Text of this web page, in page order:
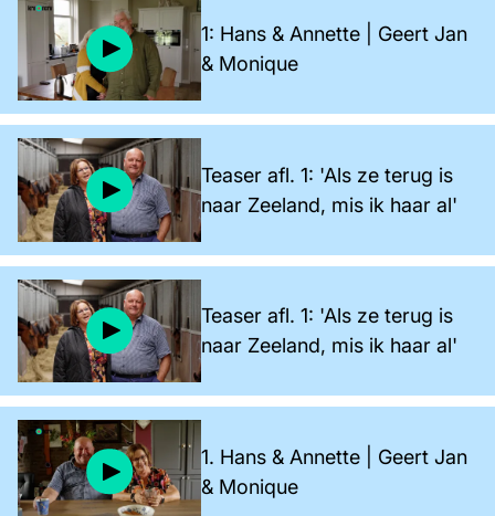
1: Hans & Annette | Geert Jan
& Monique
Teaser afl. 1: 'Als ze terug is
naar Zeeland, mis ik haar al'
Teaser afl. 1: 'Als ze terug is
naar Zeeland, mis ik haar al'
1. Hans & Annette | Geert Jan
& Monique